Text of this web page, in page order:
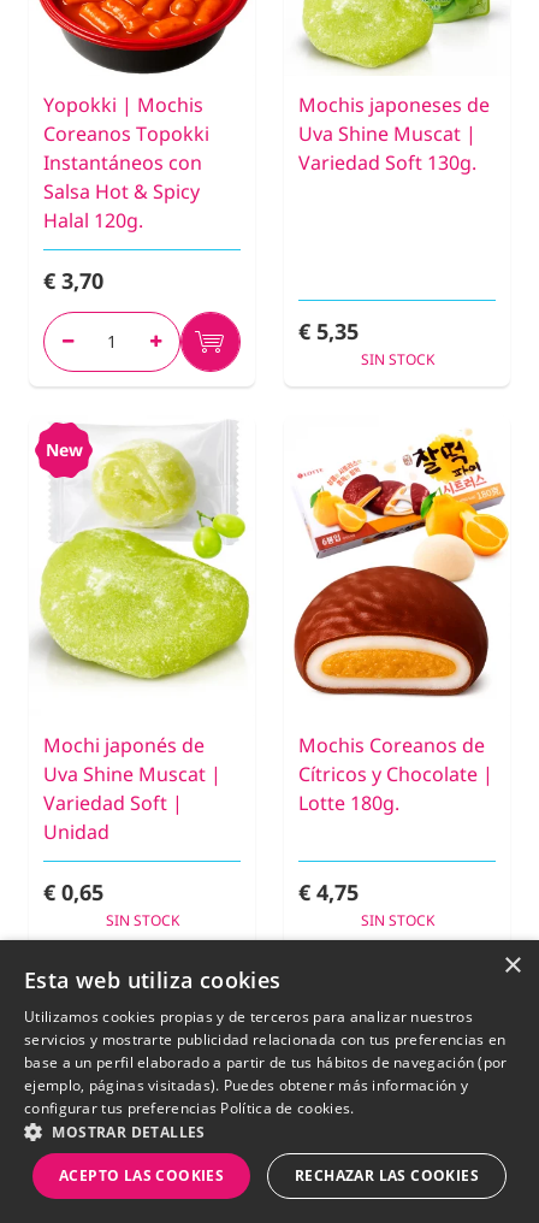
Yopokki | Mochis
Coreanos Topokki
Instantáneos con
Salsa Hot & Spicy
Halal 120g.
€ 3,70
Mochis japoneses de
Uva Shine Muscat |
Variedad Soft 130g.
€ 5,35
SIN STOCK
New
Mochi japonés de
Uva Shine Muscat |
Variedad Soft |
Unidad
€ 0,65
SIN STOCK
Mochis Coreanos de
Cítricos y Chocolate |
Lotte 180g.
€ 4,75
SIN STOCK
-4% New
×
Esta web utiliza cookies
Utilizamos cookies propias y de terceros para analizar nuestros
servicios y mostrarte publicidad relacionada con tus preferencias en
base a un perfil elaborado a partir de tus hábitos de navegación (por
ejemplo, páginas visitadas). Puedes obtener más información y
configurar tus preferencias Política de cookies.
MOSTRAR DETALLES
ACEPTO LAS COOKIES RECHAZAR LAS COOKIES